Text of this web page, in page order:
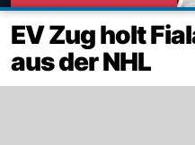
EV Zug holt
aus der NHL